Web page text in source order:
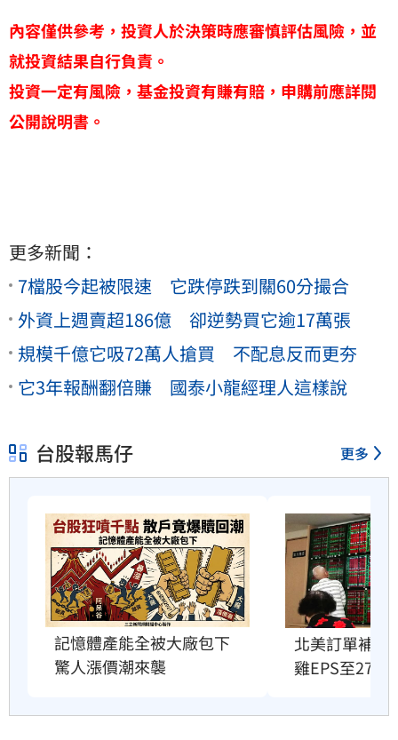
內容僅供參考，投資人於決策時應審慎評估風險，並
就投資結果自行負責。
投資一定有風險，基金投資有賺有賠，申購前應詳閱
公開說明書。
更多新聞：
7檔股今起被限速 它跌停跌到關60分撮合
外資上週賣超186億 卻逆勢買它逾17萬張
規模千億它吸72萬人搶買 不配息反而更夯
它3年報酬翻倍賺 國泰小龍經理人這樣說
台股報馬仔 更多
記憶體產能全被大廠包下
驚人漲價潮來襲
北美訂單補爆
雞EPS至